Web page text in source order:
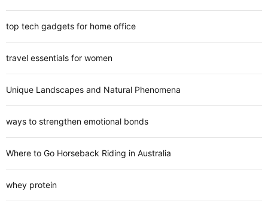
top tech gadgets for home office
travel essentials for women
Unique Landscapes and Natural Phenomena
ways to strengthen emotional bonds
Where to Go Horseback Riding in Australia
whey protein